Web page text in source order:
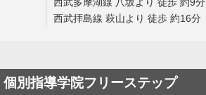
西武拝島線 萩山より 徒歩 約16分
個別指導学院フリーステップ